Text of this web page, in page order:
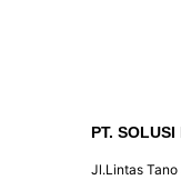
PT.
Jl.Lintas